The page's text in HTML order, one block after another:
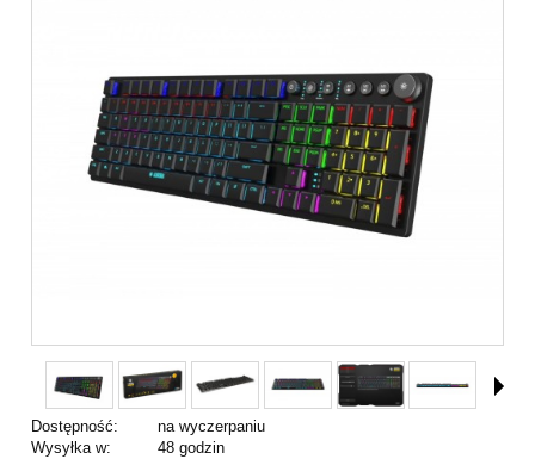
Dostępność:
na wyczerpaniu
Wysyłka w:
48 godzin